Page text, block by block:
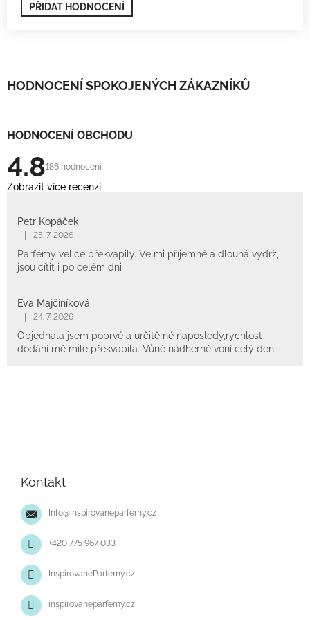
PŘIDAT HODNOCENÍ
HODNOCENÍ SPOKOJENÝCH ZÁKAZNÍKŮ
HODNOCENÍ OBCHODU
4.8186 hodnocení
Zobrazit více recenzí
Petr Kopáček
25. 7. 2026
Parfémy velice překvapily. Velmi příjemné a dlouhá vydrž,
jsou cítit i po celém dni
Eva Majčiníková
24. 7. 2026
Objednala jsem poprvé a určitě né naposledy,rychlost
dodání mě mile překvapila. Vůně nádherně voní celý den.
Kontakt
Info@inspirovaneparfemy.cz
+420 775 967 033
InspirovaneParfemy.cz
inspirovaneparfemy.cz